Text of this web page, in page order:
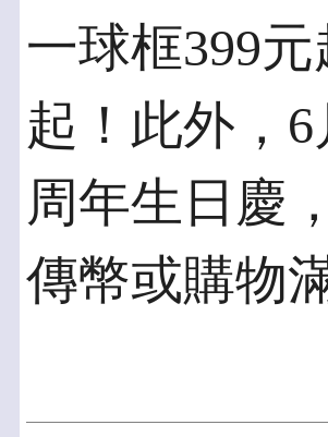
一球框399
起！此外，
周年生日慶
傳幣或購物